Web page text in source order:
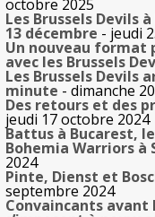
octobre 2025
Les Brussels Devils
13 décembre - jeudi
Un nouveau format
avec les Brussels
Les Brussels Devils
minute - dimanche
Des retours et des
jeudi 17 octobre 2024
Battus à Bucarest,
Bohemia Warriors à
2024
Pinte, Dienst et
septembre 2024
Convaincants avant